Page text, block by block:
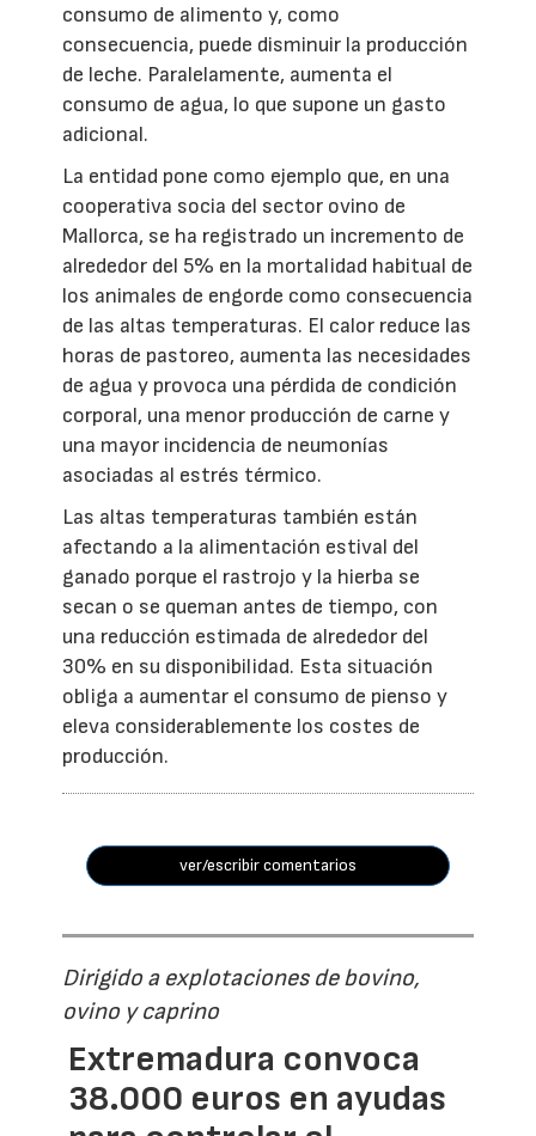
consumo de alimento y, como
consecuencia, puede disminuir la producción
de leche. Paralelamente, aumenta el
consumo de agua, lo que supone un gasto
adicional.
La entidad pone como ejemplo que, en una
cooperativa socia del sector ovino de
Mallorca, se ha registrado un incremento de
alrededor del 5% en la mortalidad habitual de
los animales de engorde como consecuencia
de las altas temperaturas. El calor reduce las
horas de pastoreo, aumenta las necesidades
de agua y provoca una pérdida de condición
corporal, una menor producción de carne y
una mayor incidencia de neumonías
asociadas al estrés térmico.
Las altas temperaturas también están
afectando a la alimentación estival del
ganado porque el rastrojo y la hierba se
secan o se queman antes de tiempo, con
una reducción estimada de alrededor del
30% en su disponibilidad. Esta situación
obliga a aumentar el consumo de pienso y
eleva considerablemente los costes de
producción.
ver/escribir comentarios
Dirigido a explotaciones de bovino,
ovino y caprino
Extremadura convoca
38.000 euros en ayudas